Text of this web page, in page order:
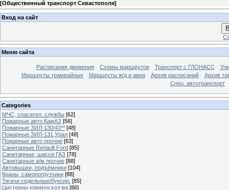
[Общественный транспорт Севастополя]
Вход на сайт
Меню сайта
Расписания движения Схемы маршрутов Транспорт с ГЛОНАСС
Маршруты трамвайные
Маршруты ж/д и авиа Архив расписаний
Архив
Спец. автотранспорт
Categories
МЧС, спасател. службы [62]
Пожарные авто КамАЗ [56]
Пожарные ЗИЛ-130/43** [48]
Пожарные ЗИЛ-131,Урал [48]
Пожарные авто прочие [63]
Санитарные Renault,Ford [85]
Санитарные, шасси ГАЗ [78]
Санитарные а/м прочие [88]
Автовышки, подъёмники [104]
Краны, самопогрузчики [88]
Тягачи седельные/буксир. [85]
Цистерны коммун.хоз-ва [86]